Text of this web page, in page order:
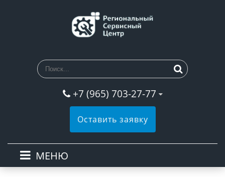
+7 (965) 703-27-77
Оставить заявку
МЕНЮ